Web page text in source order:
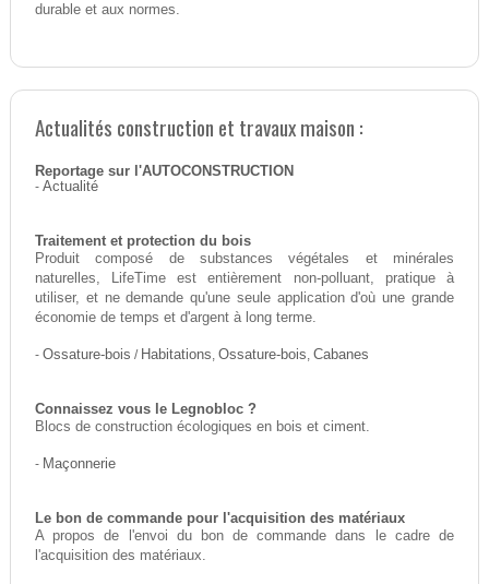
durable et aux normes.
Actualités construction et travaux maison :
Reportage sur l'AUTOCONSTRUCTION
- Actualité
Traitement et protection du bois
Produit composé de substances végétales et minérales
naturelles, LifeTime est entièrement non-polluant, pratique à
utiliser, et ne demande qu'une seule application d'où une grande
économie de temps et d'argent à long terme.
- Ossature-bois / Habitations, Ossature-bois, Cabanes
Connaissez vous le Legnobloc ?
Blocs de construction écologiques en bois et ciment.
- Maçonnerie
Le bon de commande pour l'acquisition des matériaux
A propos de l'envoi du bon de commande dans le cadre de
l'acquisition des matériaux.